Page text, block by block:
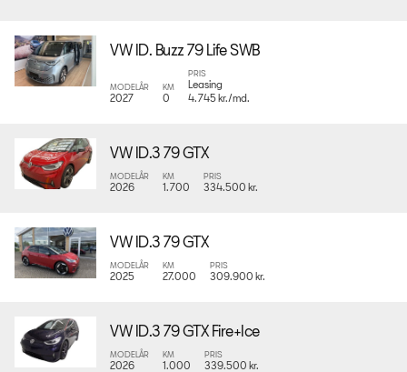
VW ID. Buzz 79 Life SWB
MODELÅR
2027
KM
0
PRIS
Leasing
4.745 kr./md.
VW ID.3 79 GTX
MODELÅR
2026
KM
1.700
PRIS
334.500 kr.
VW ID.3 79 GTX
MODELÅR
2025
KM
27.000
PRIS
309.900 kr.
VW ID.3 79 GTX Fire+Ice
MODELÅR
2026
KM
1.000
PRIS
339.500 kr.